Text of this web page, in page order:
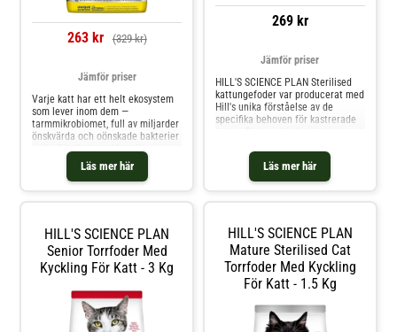
263 kr (329 kr)
Läs mer här
Jämför priser
Varje katt har ett helt ekosystem
som lever inom dem —
tarmmikrobiomet, full av miljarder
önskvärda och oönskade bakterier
unika för din katt. Med rätt
näringsämnen för att hjälpa till
att balansera deras mikrobiom
kan du faktiskt påverkar inte bara
Perfect Digestion torrfoder till
katt med vår banbrytande
blandning av prebiotika,
ActivBiome+. Det stöttar varje
hälsosam matsmältning & allmänt
välmående.
269 kr
Läs mer här
Jämför priser
HILL'S SCIENCE PLAN Sterilised
kattungefoder var producerat med
Hill's unika förståelse av de
specifika behoven för kastrerade
tillsammans med kontrollerat fett
för att förhindra risker för att bli
överviktig efter kastrering.
stödja din kattunges tillväxt.
Utfodra denna nutrition för en
balanserad utveckling av friska
kattungar.
HILL'S SCIENCE PLAN
Senior Torrfoder Med
Kyckling För Katt - 3 Kg
HILL'S SCIENCE PLAN
Mature Sterilised Cat
Torrfoder Med Kyckling
För Katt - 1.5 Kg